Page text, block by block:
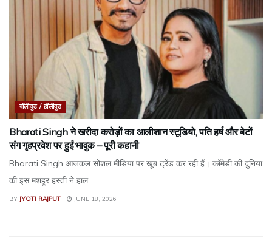
बॉलीवुड / हॉलीवुड
Bharati Singh ने खरीदा करोड़ों का आलीशान स्टूडियो, पति हर्ष और बेटों
संग गृहप्रवेश पर हुईं भावुक – पूरी कहानी
Bharati Singh आजकल सोशल मीडिया पर खूब ट्रेंड कर रही हैं। कॉमेडी की दुनिया
की इस मशहूर हस्ती ने हाल...
BY JYOTI RAJPUT JUNE 18, 2026